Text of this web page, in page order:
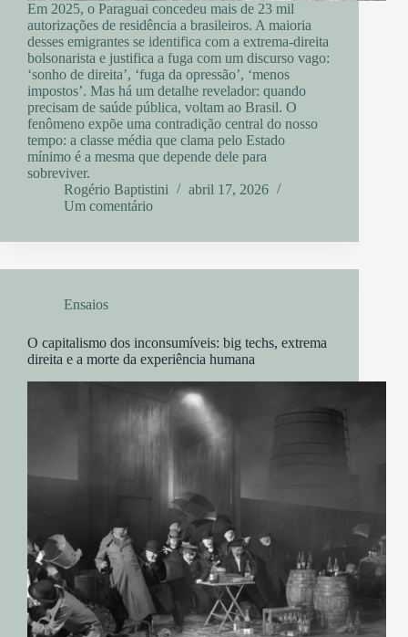
Em 2025, o Paraguai concedeu mais de 23 mil
autorizações de residência a brasileiros. A maioria
desses emigrantes se identifica com a extrema-direita
bolsonarista e justifica a fuga com um discurso vago:
‘sonho de direita’, ‘fuga da opressão’, ‘menos
impostos’. Mas há um detalhe revelador: quando
precisam de saúde pública, voltam ao Brasil. O
fenômeno expõe uma contradição central do nosso
tempo: a classe média que clama pelo Estado
mínimo é a mesma que depende dele para
sobreviver.
Rogério Baptistini
abril 17, 2026
Um comentário
Ensaios
O capitalismo dos inconsumíveis: big techs, extrema
direita e a morte da experiência humana